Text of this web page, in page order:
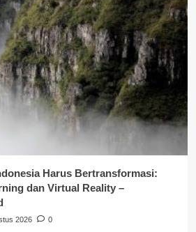
Harus Bertransformasi:
dan Virtual Reality –
2026 0